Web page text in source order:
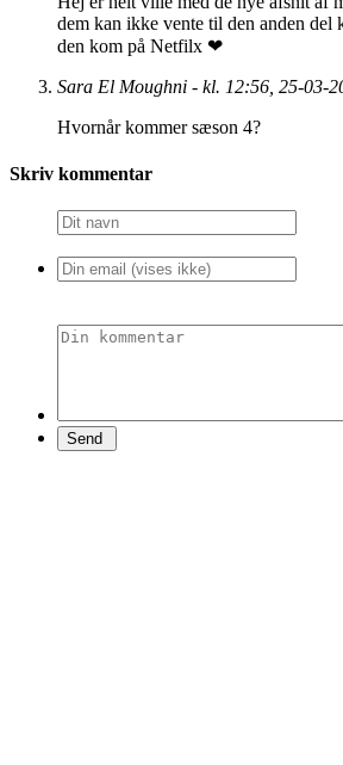
dem kan ikke vente til den anden del
den kom på Netfilx ❤
Sara El Moughni - kl. 12:56, 25-03-
Hvornår kommer sæson 4?
Skriv kommentar